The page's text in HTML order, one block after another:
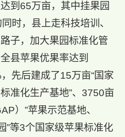
到65万亩，其中挂果园
时，县上走科技培训、
子，加大果园标准化管
县苹果优果率达到
先后建成了15万亩“国家
准化生产基地”、3750亩
）”苹果示范基地、
”等3个国家级苹果标准化